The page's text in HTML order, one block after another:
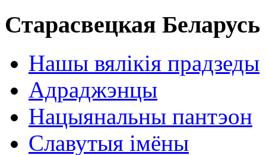
Старасвецкая Беларусь
Нашы вялікія прадзеды
Адраджэнцы
Нацыянальны пантэон
Славутыя імёны